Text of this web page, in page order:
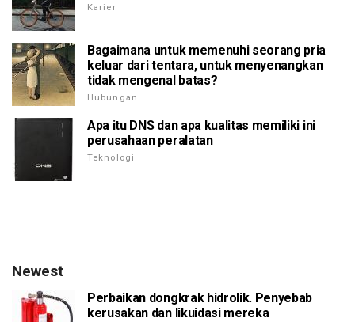
Karier
Bagaimana untuk memenuhi seorang pria
keluar dari tentara, untuk menyenangkan
tidak mengenal batas?
Hubungan
Apa itu DNS dan apa kualitas memiliki ini
perusahaan peralatan
Teknologi
Newest
Perbaikan dongkrak hidrolik. Penyebab
kerusakan dan likuidasi mereka